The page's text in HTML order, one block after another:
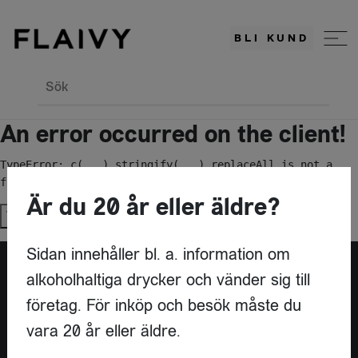
BLI KUND
Sök
An error occurred on the client!
TypeError: c(...).stringify(...).replaceAll is not a
function
Try again
Är du leverantör?
Är du 20 år eller äldre?
Sidan innehåller bl. a. information om
alkoholhaltiga drycker och vänder sig till
företag. För inköp och besök måste du
vara 20 år eller äldre.